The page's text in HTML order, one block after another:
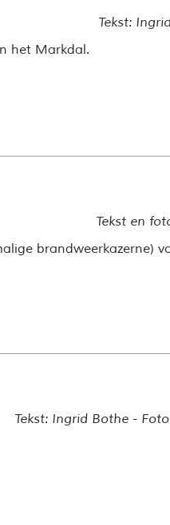
Tekst:
het Markdal.
Tekst en
brandweerkazerne)
Tekst: Ingrid Bothe -